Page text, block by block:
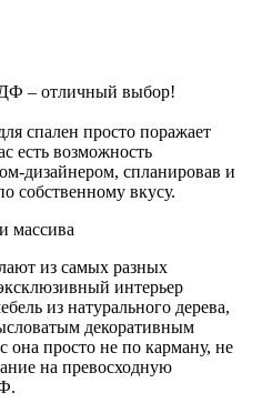
– отличный выбор!
спален просто поражает
есть возможность
дизайнером, спланировав и
собственному вкусу.
массива
из самых разных
интерьер
из натурального дерева,
декоративным
просто не по карману, не
на превосходную